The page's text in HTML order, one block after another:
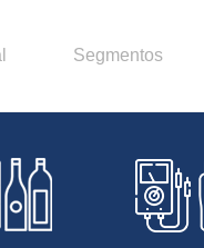
Segmentos